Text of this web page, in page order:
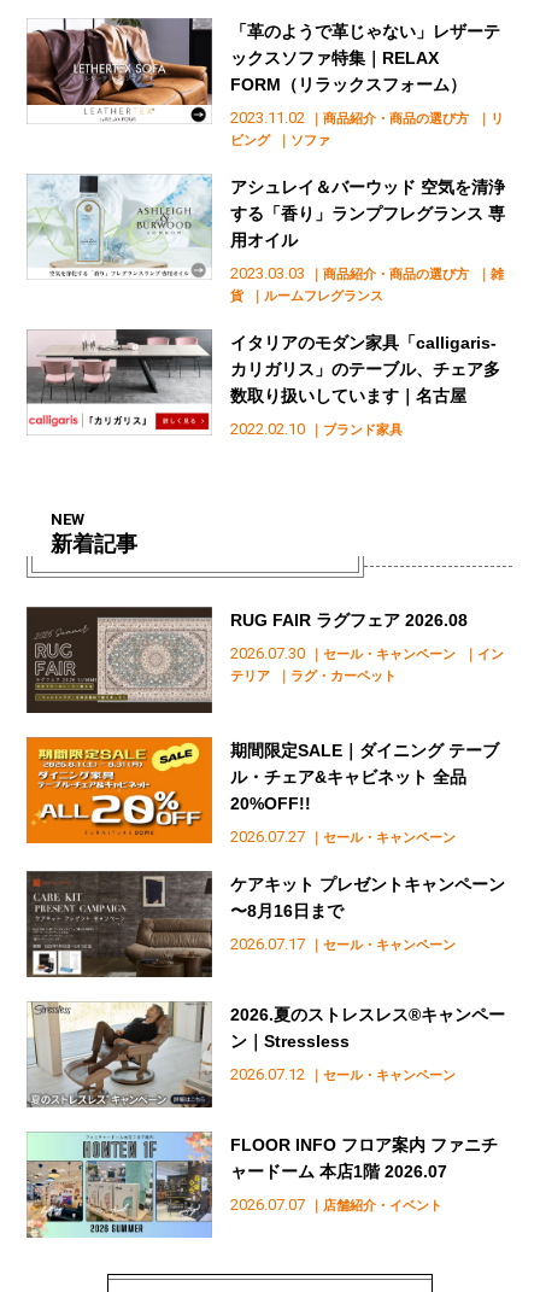
2023.11.02 ｜商品紹介・商品の選び方
｜リ
ビング
｜ソファ
「革のようで革じゃない」レザーテ
ックスソファ特集｜RELAX
FORM（リラックスフォーム）
2023.03.03 ｜商品紹介・商品の選び方
｜雑
貨
｜ルームフレグランス
アシュレイ＆バーウッド 空気を清浄
する「香り」ランプフレグランス 専
用オイル
2022.02.10 ｜ブランド家具
イタリアのモダン家具「calligaris-
カリガリス」のテーブル、チェア多
数取り扱いしています｜名古屋
NEW
新着記事
2026.07.30 ｜セール・キャンペーン
｜イン
テリア
｜ラグ・カーペット
RUG FAIR ラグフェア 2026.08
2026.07.27 ｜セール・キャンペーン
期間限定SALE｜ダイニング テーブ
ル・チェア&キャビネット 全品
20%OFF!!
2026.07.17 ｜セール・キャンペーン
ケアキット プレゼントキャンペーン
〜8月16日まで
2026.07.12 ｜セール・キャンペーン
2026.夏のストレスレス®︎キャンペー
ン｜Stressless
2026.07.07 ｜店舗紹介・イベント
FLOOR INFO フロア案内 ファニチ
ャードーム 本店1階 2026.07